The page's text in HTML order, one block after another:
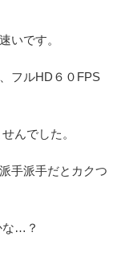
いです。
フルHD６０FPS
んでした。
手派手だとカクつ
な…？